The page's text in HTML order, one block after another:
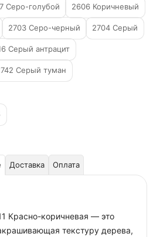
Серо-голубой 2606 Коричневый
2703 Серо-черный 2704 Серый
Серый антрацит
Серый туман
Доставка Оплата
Красно-коричневая — это
текстуру дерева,